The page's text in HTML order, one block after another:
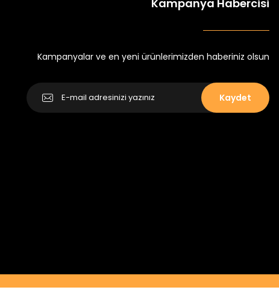
Minik Kral Erkek Çocuk 2'li Şortlu Takım
Kampanya Habercisi
Kampanyalar ve en yeni ürünlerimizden haberiniz olsun
Kaydet